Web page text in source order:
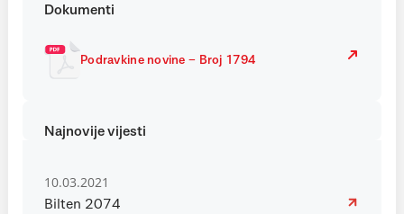
Dokumenti
Podravkine novine – Broj 1794
Najnovije vijesti
10.03.2021
Bilten 2074